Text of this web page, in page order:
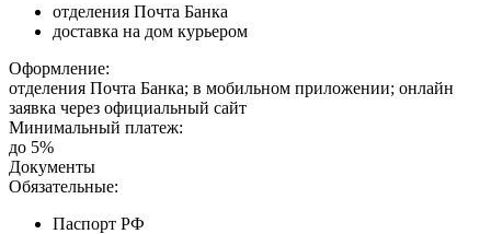
отделения Почта Банка
доставка на дом курьером
Оформление:
отделения Почта Банка; в мобильном приложении; онлайн
заявка через официальный сайт
Минимальный платеж:
до 5%
Документы
Обязательные:
Паспорт РФ